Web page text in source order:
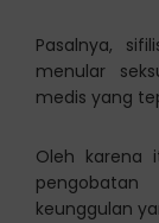
Pasalnya,
menular
medis yang
Oleh karena
keunggulan